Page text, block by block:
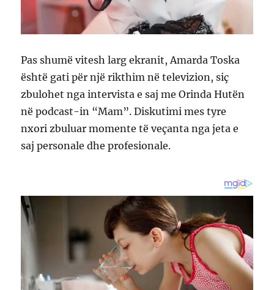
Pas shumë vitesh larg ekranit, Amarda Toska
është gati për një rikthim në televizion, siç
zbulohet nga intervista e saj me Orinda Hutën
në podcast-in “Mam”. Diskutimi mes tyre
nxori zbuluar momente të veçanta nga jeta e
saj personale dhe profesionale.